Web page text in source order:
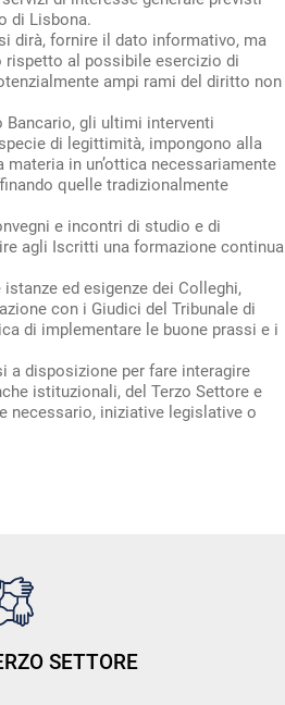
di Lisbona.
dirà, fornire il dato informativo, ma
al possibile esercizio di
ampi rami del diritto non
Bancario, gli ultimi interventi
di legittimità, impongono alla
in un’ottica necessariamente
quelle tradizionalmente
e incontri di studio e di
agli Iscritti una formazione continua
ed esigenze dei Colleghi,
con i Giudici del Tribunale di
di implementare le buone prassi e i
a disposizione per fare interagire
istituzionali, del Terzo Settore e
necessario, iniziative legislative o
SETTORE